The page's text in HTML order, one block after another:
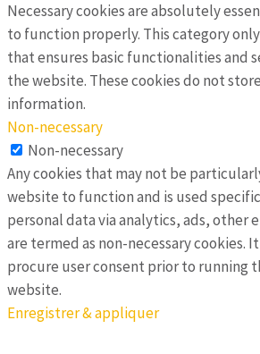
Necessary cookies are absolutely
to function properly. This category
that ensures basic functionalities and
the website. These cookies do not
information.
Non-necessary
Non-necessary
Any cookies that may not be
website to function and is used
personal data via analytics, ads, other
are termed as non-necessary cookies.
procure user consent prior to running
website.
Enregistrer & appliquer